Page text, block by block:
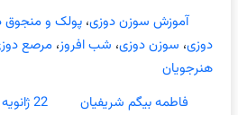
آموزش سوزن دوزی،پولک و منجوق
دوزی، سوزن دوزی، شب افروز،مرصع
هنرجویان
فاطمه بیگم شریفیان
22 ژانویه 2022